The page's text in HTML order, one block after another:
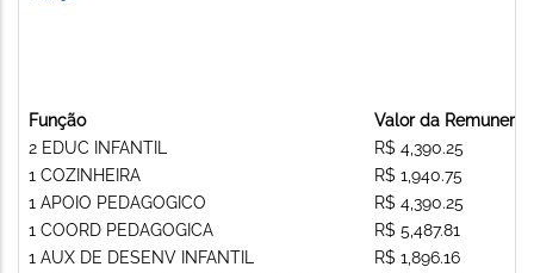
Função
2 EDUC INFANTIL
1 COZINHEIRA
1 APOIO PEDAGOGICO
1 COORD PEDAGOGICA
1 AUX DE DESENV INFANTIL
Valor da
R$ 4,390.25
R$ 1,940.75
R$ 4,390.25
R$ 5,487.81
R$ 1,896.16